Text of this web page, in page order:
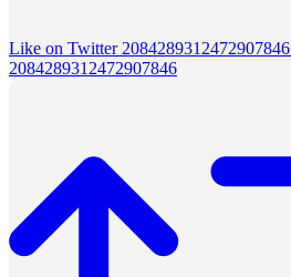
Like on Twitter 2084289312472907846
2084289312472907846